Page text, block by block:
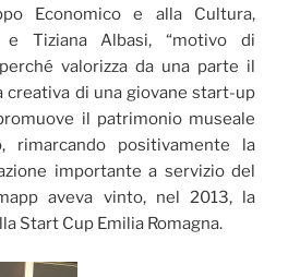
Economico e alla Cultura,
e Tiziana Albasi, “motivo di
valorizza da una parte il
creativa di una giovane start-up
il patrimonio museale
rimarcando positivamente la
importante a servizio del
aveva vinto, nel 2013, la
Start Cup Emilia Romagna.